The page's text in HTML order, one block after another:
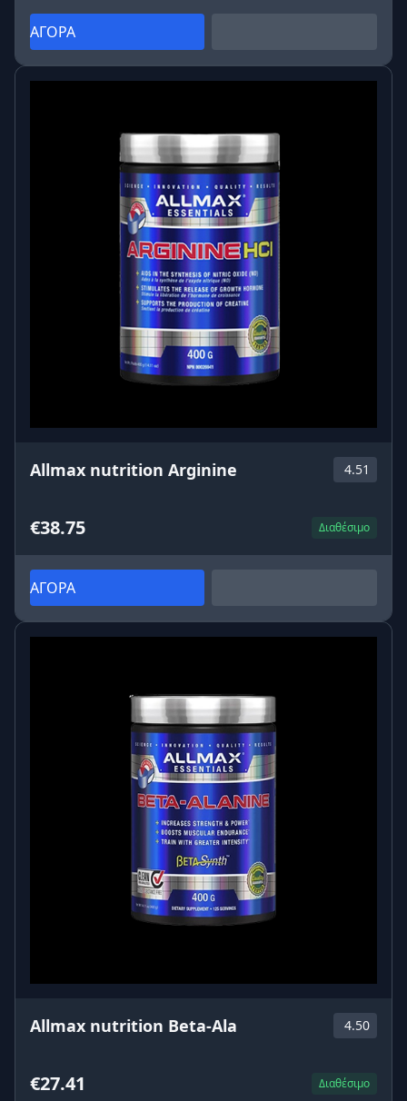
ΑΓΟΡΑ
Allmax nutrition Arginine 4.51
€38.75 Διαθέσιμο
ΑΓΟΡΑ
Allmax nutrition Beta-Ala 4.50
€27.41 Διαθέσιμο